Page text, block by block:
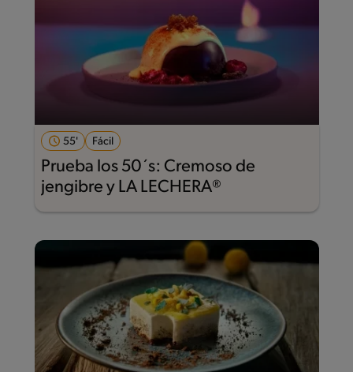
55' Fácil
Prueba los 50´s: Cremoso de
jengibre y LA LECHERA®